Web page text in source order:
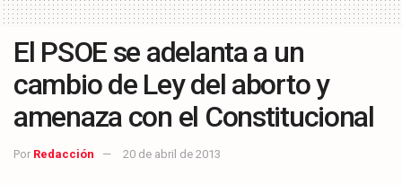
El PSOE se adelanta a un
cambio de Ley del aborto y
amenaza con el Constitucional
Por Redacción 20 de abril de 2013